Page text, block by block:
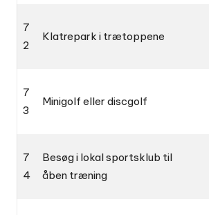
7
2
Klatrepark i trætoppene
7
3
Minigolf eller discgolf
7
4
Besøg i lokal sportsklub til
åben træning